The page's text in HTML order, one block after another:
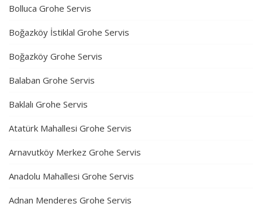
Bolluca Grohe Servis
Boğazköy İstiklal Grohe Servis
Boğazköy Grohe Servis
Balaban Grohe Servis
Baklalı Grohe Servis
Atatürk Mahallesi Grohe Servis
Arnavutköy Merkez Grohe Servis
Anadolu Mahallesi Grohe Servis
Adnan Menderes Grohe Servis